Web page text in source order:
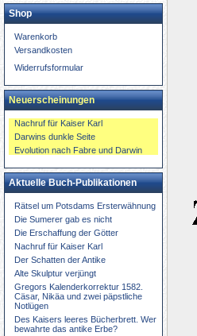
Shop
Warenkorb
Versandkosten
Widerrufsformular
Neuerscheinungen
Nachruf für Kaiser Karl
Darwins dunkle Seite
Evolution nach Fabre und Darwin
Aktuelle Buch-Publikationen
Rätsel um Potsdams Ersterwähnung
Die Sumerer gab es nicht
Die Erschaffung der Götter
Nachruf für Kaiser Karl
Der Schatten der Antike
Alte Skulptur verjüngt
Gregors Kalenderkorrektur 1582.
Cäsar, Nikäa und zwei päpstliche
Notlügen
Des Kaisers leeres Bücherbrett. Wer
bewahrte das antike Erbe?